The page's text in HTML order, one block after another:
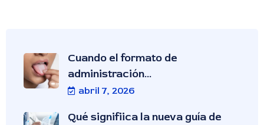
Cuando el formato de
administración...
abril 7, 2026
Qué signifiica la nueva guía de